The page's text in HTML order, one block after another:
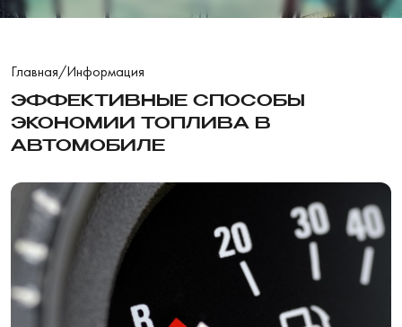
Главная/Информация
ЭФФЕКТИВНЫЕ СПОСОБЫ
ЭКОНОМИИ ТОПЛИВА В
АВТОМОБИЛЕ